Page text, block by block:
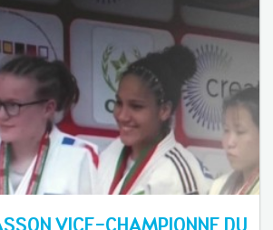
VICE-CHAMPIONNE DU